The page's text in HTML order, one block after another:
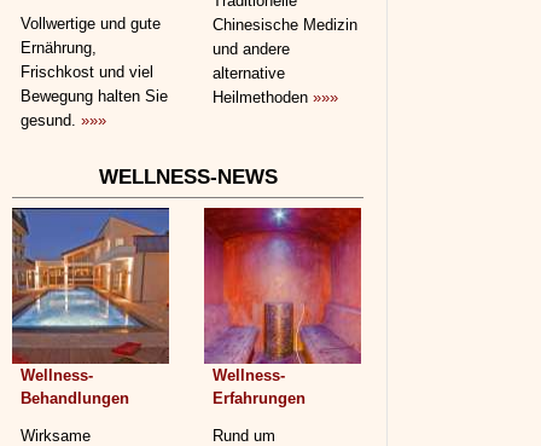
Vollwertige und gute
Ernährung,
Frischkost und viel
Bewegung halten Sie
gesund. »»»
Chinesische Medizin
und andere
alternative
Heilmethoden »»»
WELLNESS-NEWS
Wellness-
Behandlungen
Wirksame
Wellness-
Erfahrungen
Rund um